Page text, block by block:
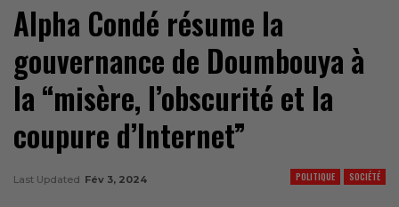
Alpha Condé résume la
gouvernance de Doumbouya à
la “misère, l’obscurité et la
coupure d’Internet”
POLITIQUE SOCIÉTÉ
Last Updated Fév 3, 2024